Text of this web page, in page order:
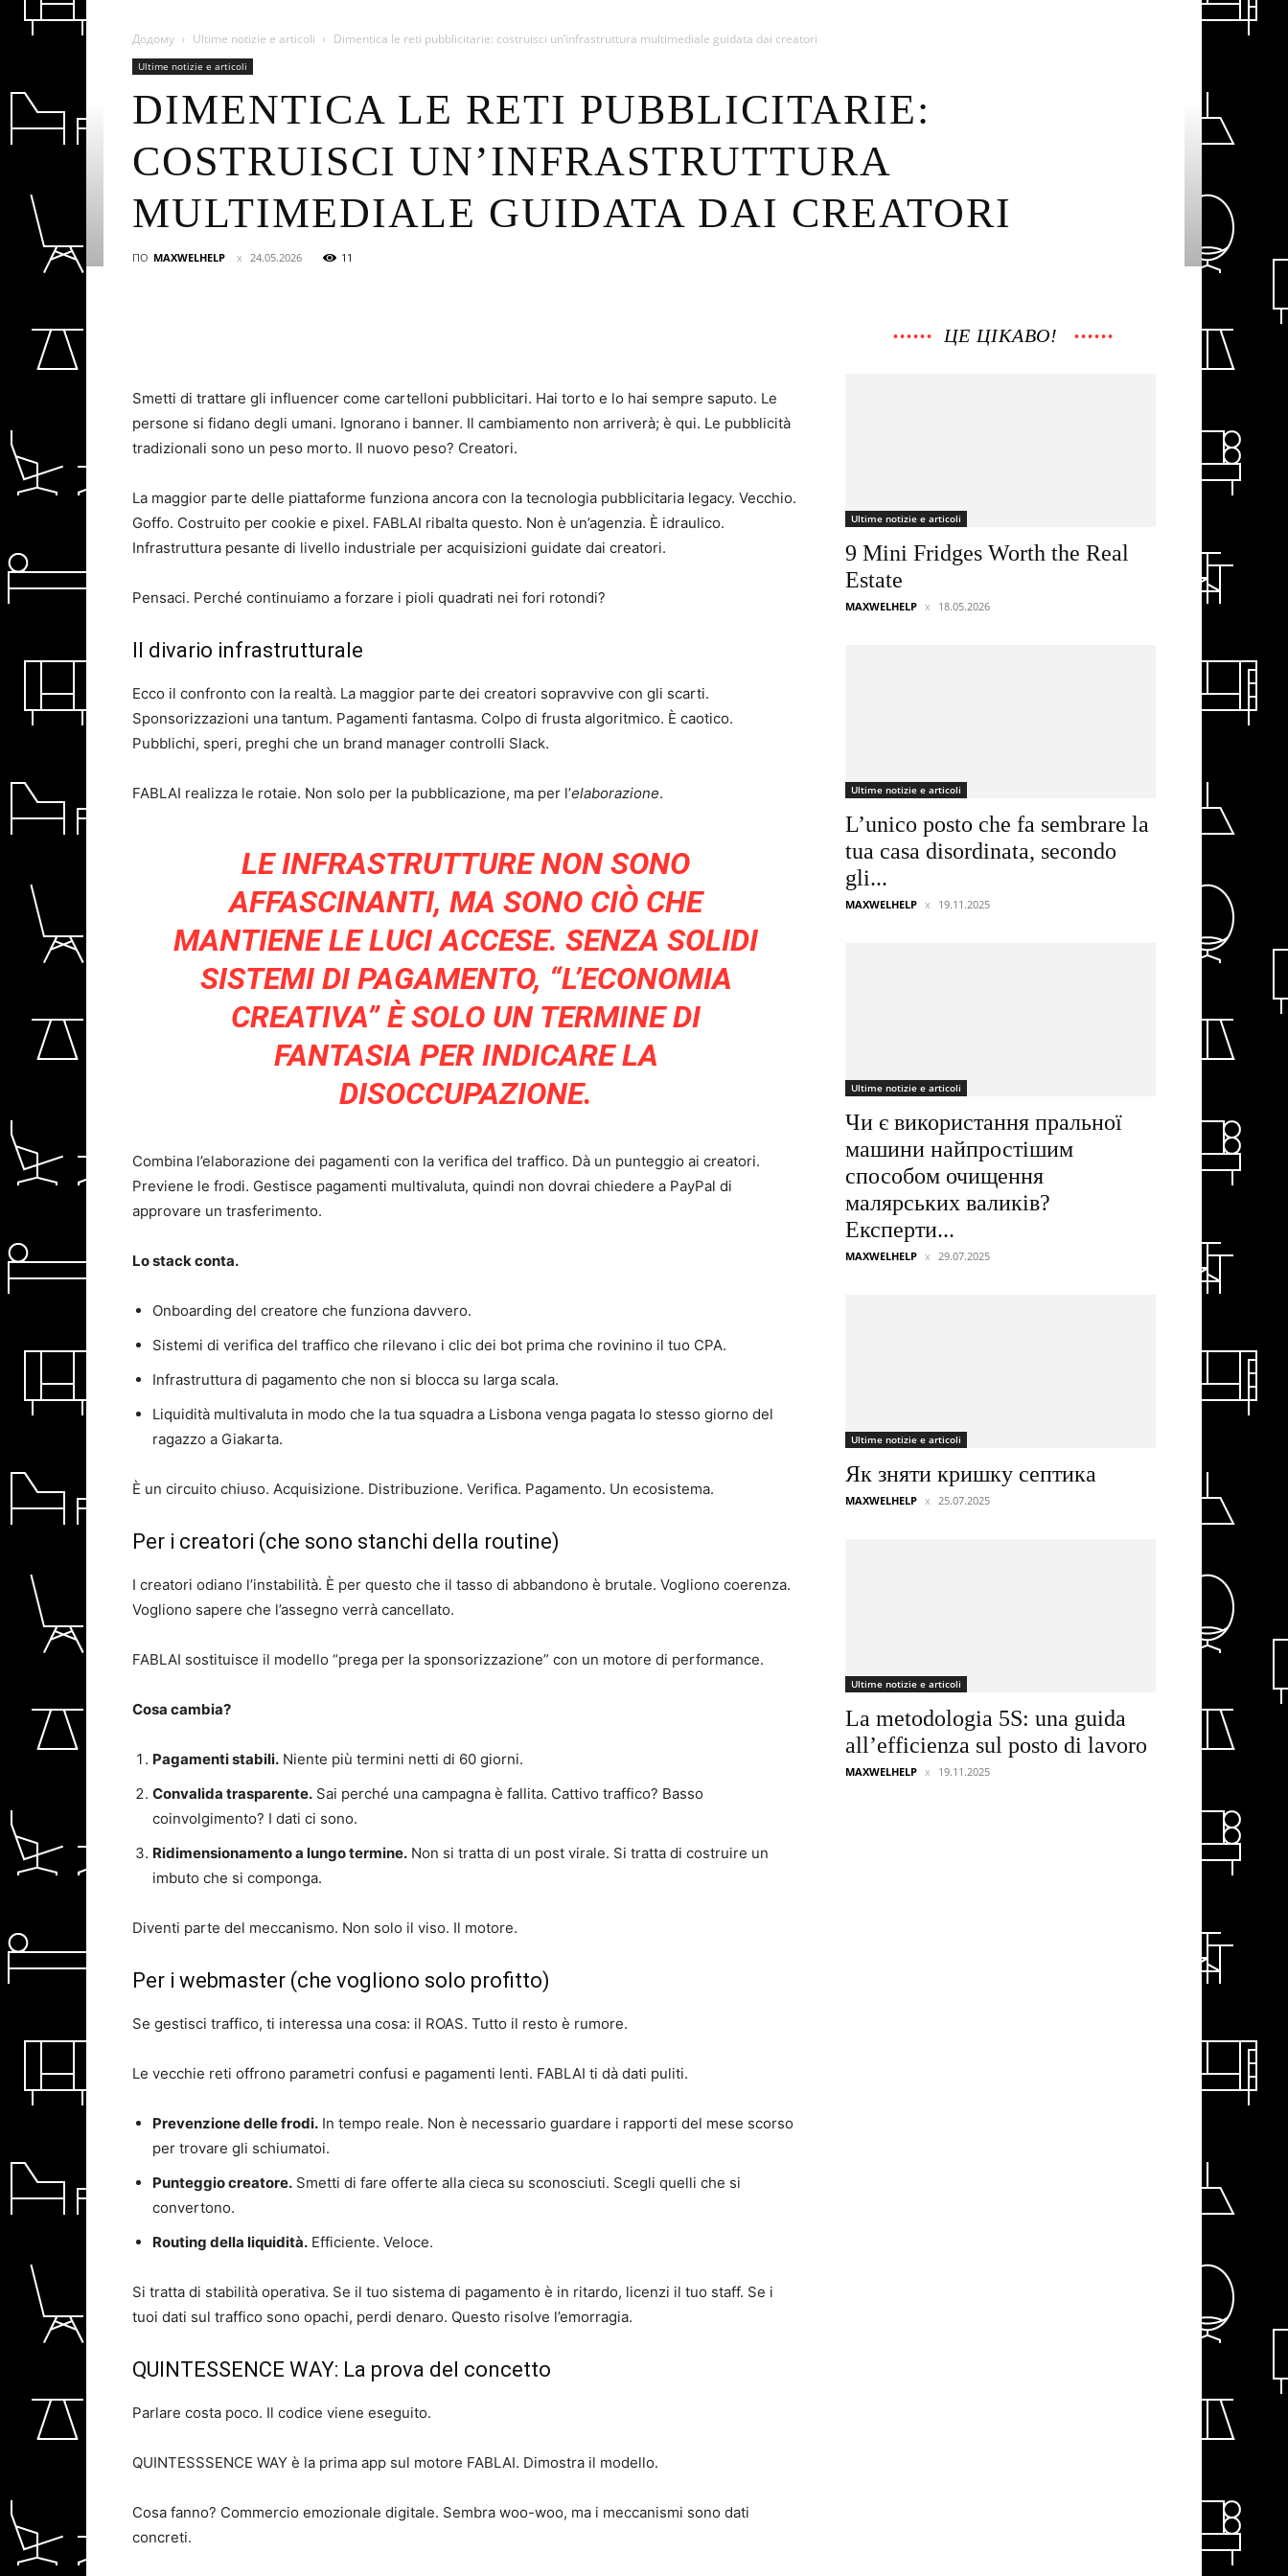
Додому Ultime notizie e articoli Dimentica le reti pubblicitarie: costruisci un’infrastruttura multimediale guidata dai creatori
Ultime notizie e articoli
DIMENTICA LE RETI PUBBLICITARIE:
COSTRUISCI UN’INFRASTRUTTURA
MULTIMEDIALE GUIDATA DAI CREATORI
ПО MAXWELHELP 24.05.2026 11
Smetti di trattare gli influencer come cartelloni pubblicitari. Hai torto e lo hai sempre saputo. Le
persone si fidano degli umani. Ignorano i banner. Il cambiamento non arriverà; è qui. Le pubblicità
tradizionali sono un peso morto. Il nuovo peso? Creatori.
La maggior parte delle piattaforme funziona ancora con la tecnologia pubblicitaria legacy. Vecchio.
Goffo. Costruito per cookie e pixel. FABLAI ribalta questo. Non è un’agenzia. È idraulico.
Infrastruttura pesante di livello industriale per acquisizioni guidate dai creatori.
Pensaci. Perché continuiamo a forzare i pioli quadrati nei fori rotondi?
Il divario infrastrutturale
Ecco il confronto con la realtà. La maggior parte dei creatori sopravvive con gli scarti.
Sponsorizzazioni una tantum. Pagamenti fantasma. Colpo di frusta algoritmico. È caotico.
Pubblichi, speri, preghi che un brand manager controlli Slack.
FABLAI realizza le rotaie. Non solo per la pubblicazione, ma per l’elaborazione.
LE INFRASTRUTTURE NON SONO
AFFASCINANTI, MA SONO CIÒ CHE
MANTIENE LE LUCI ACCESE. SENZA SOLIDI
SISTEMI DI PAGAMENTO, “L’ECONOMIA
CREATIVA” È SOLO UN TERMINE DI
FANTASIA PER INDICARE LA
DISOCCUPAZIONE.
Combina l’elaborazione dei pagamenti con la verifica del traffico. Dà un punteggio ai creatori.
Previene le frodi. Gestisce pagamenti multivaluta, quindi non dovrai chiedere a PayPal di
approvare un trasferimento.
Lo stack conta.
Onboarding del creatore che funziona davvero.
Sistemi di verifica del traffico che rilevano i clic dei bot prima che rovinino il tuo CPA.
Infrastruttura di pagamento che non si blocca su larga scala.
Liquidità multivaluta in modo che la tua squadra a Lisbona venga pagata lo stesso giorno del
ragazzo a Giakarta.
È un circuito chiuso. Acquisizione. Distribuzione. Verifica. Pagamento. Un ecosistema.
Per i creatori (che sono stanchi della routine)
I creatori odiano l’instabilità. È per questo che il tasso di abbandono è brutale. Vogliono coerenza.
Vogliono sapere che l’assegno verrà cancellato.
FABLAI sostituisce il modello “prega per la sponsorizzazione” con un motore di performance.
Cosa cambia?
Pagamenti stabili. Niente più termini netti di 60 giorni.
Convalida trasparente. Sai perché una campagna è fallita. Cattivo traffico? Basso
coinvolgimento? I dati ci sono.
Ridimensionamento a lungo termine. Non si tratta di un post virale. Si tratta di costruire un
imbuto che si componga.
Diventi parte del meccanismo. Non solo il viso. Il motore.
Per i webmaster (che vogliono solo profitto)
Se gestisci traffico, ti interessa una cosa: il ROAS. Tutto il resto è rumore.
Le vecchie reti offrono parametri confusi e pagamenti lenti. FABLAI ti dà dati puliti.
Prevenzione delle frodi. In tempo reale. Non è necessario guardare i rapporti del mese scorso
per trovare gli schiumatoi.
Punteggio creatore. Smetti di fare offerte alla cieca su sconosciuti. Scegli quelli che si
convertono.
Routing della liquidità. Efficiente. Veloce.
Si tratta di stabilità operativa. Se il tuo sistema di pagamento è in ritardo, licenzi il tuo staff. Se i
tuoi dati sul traffico sono opachi, perdi denaro. Questo risolve l’emorragia.
QUINTESSENCE WAY: La prova del concetto
Parlare costa poco. Il codice viene eseguito.
QUINTESSSENCE WAY è la prima app sul motore FABLAI. Dimostra il modello.
Cosa fanno? Commercio emozionale digitale. Sembra woo-woo, ma i meccanismi sono dati
concreti.
ЦЕ ЦІКАВО!
Ultime notizie e articoli
9 Mini Fridges Worth the Real
Estate
MAXWELHELP 18.05.2026
Ultime notizie e articoli
L’unico posto che fa sembrare la
tua casa disordinata, secondo
gli...
MAXWELHELP 19.11.2025
Ultime notizie e articoli
Чи є використання пральної
машини найпростішим
способом очищення
малярських валиків?
Експерти...
MAXWELHELP 29.07.2025
Ultime notizie e articoli
Як зняти кришку септика
MAXWELHELP 25.07.2025
Ultime notizie e articoli
La metodologia 5S: una guida
all’efficienza sul posto di lavoro
MAXWELHELP 19.11.2025